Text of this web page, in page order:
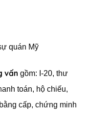
quán Mỹ
vấn gồm: I-20, thư
toán, hộ chiếu,
cấp, chứng minh